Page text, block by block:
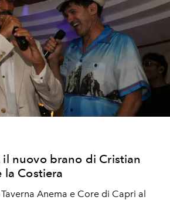
il nuovo brano di Cristian
la Costiera
Anema e Core di Capri al